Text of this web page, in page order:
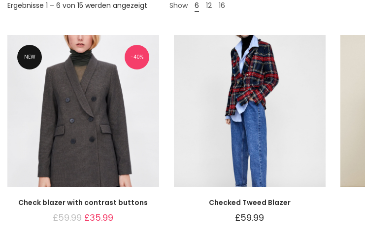
Ergebnisse 1 – 6 von 15 werden angezeigt Show 6 12 16
NEW 40%
Check blazer with contrast buttons
£59.99 £35.99
Checked Tweed Blazer
£59.99